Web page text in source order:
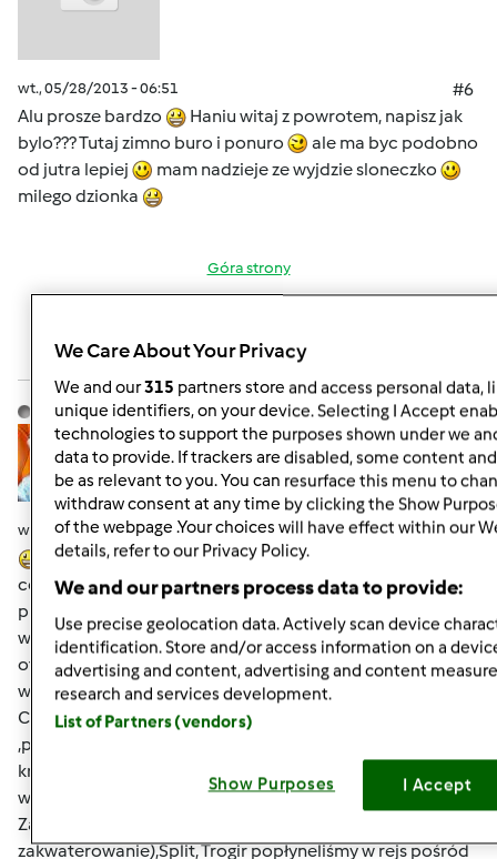
wt., 05/28/2013 - 06:51
#6
Alu prosze bardzo
Haniu witaj z powrotem, napisz jak
bylo??? Tutaj zimno buro i ponuro
ale ma byc podobno
od jutra lepiej
mam nadzieje ze wyjdzie sloneczko
milego dzionka
Góra strony
Hanna Gręda Dołączył : 24.08.2012
wt., 05/28/2013 - 07:34
#7
Dziewczyny jak się ma pecha to w drewnianym kościele
cegła na głowę spada.U mnie podobnie
na tydzień
przed wyjazdem skręciłam nogę w kostce. :O pogotowie i
wyrok usztywnienie na 3-tygodnie.
Ale furteczka się
otwiera
mam wybór gips albo stabilizator ,no to
wiadomo co wybrałam.Wyjechaliśmy w deszczu.Maj w
Chorwacji jest mokry
więc codziennie przepadało
,później wychodziło słonko ,ale było ciepło.Chodziłam na
krótko z peleryną lub parasolem na wszelki
wypadek.Ogólnie Chorwacja jest piękna zwiedziłam
Zagrzeb,Zadar ,Szybenik (,w którym mieliśmy
zakwaterowanie),Split, Trogir popłyneliśmy w rejs pośród
We Care About Your Privacy
We and our315 partners store and access personal data,
unique identifiers, on your device. Selecting I Accept
technologies to support the purposes shown under we
data to provide. If trackers are disabled, some content
be as relevant to you. You can resurface this menu to
withdraw consent at any time by clicking the Show
of the webpage .Your choices will have effect within our
details, refer to our Privacy Policy.
We and our partners process data to provide:
Use precise geolocation data. Actively scan device
identification. Store and/or access information on a
advertising and content, advertising and content
research and services development.
List of Partners (vendors)
Show Purposes I Accept